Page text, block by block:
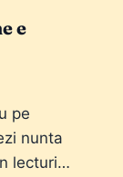
e
pe
nunta
lecturi